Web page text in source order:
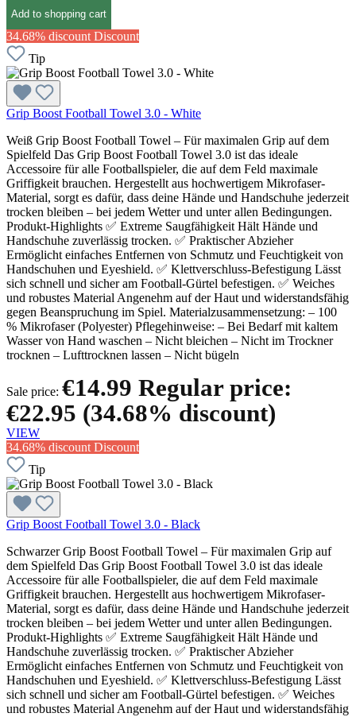
Add to shopping cart
34.68% discount Discount
Tip
Grip Boost Football Towel 3.0 - White
Weiß Grip Boost Football Towel – Für maximalen Grip auf dem
Spielfeld Das Grip Boost Football Towel 3.0 ist das ideale
Accessoire für alle Footballspieler, die auf dem Feld maximale
Griffigkeit brauchen. Hergestellt aus hochwertigem Mikrofaser-
Material, sorgt es dafür, dass deine Hände und Handschuhe jederzeit
trocken bleiben – bei jedem Wetter und unter allen Bedingungen.
Produkt-Highlights ✅ Extreme Saugfähigkeit Hält Hände und
Handschuhe zuverlässig trocken. ✅ Praktischer Abzieher
Ermöglicht einfaches Entfernen von Schmutz und Feuchtigkeit von
Handschuhen und Eyeshield. ✅ Klettverschluss-Befestigung Lässt
sich schnell und sicher am Football-Gürtel befestigen. ✅ Weiches
und robustes Material Angenehm auf der Haut und widerstandsfähig
gegen Beanspruchung im Spiel. Materialzusammensetzung: – 100
% Mikrofaser (Polyester) Pflegehinweise: – Bei Bedarf mit kaltem
Wasser von Hand waschen – Nicht bleichen – Nicht im Trockner
trocknen – Lufttrocknen lassen – Nicht bügeln
Sale price: €14.99 Regular price:
€22.95 (34.68% discount)
VIEW
34.68% discount Discount
Tip
Grip Boost Football Towel 3.0 - Black
Schwarzer Grip Boost Football Towel – Für maximalen Grip auf
dem Spielfeld Das Grip Boost Football Towel 3.0 ist das ideale
Accessoire für alle Footballspieler, die auf dem Feld maximale
Griffigkeit brauchen. Hergestellt aus hochwertigem Mikrofaser-
Material, sorgt es dafür, dass deine Hände und Handschuhe jederzeit
trocken bleiben – bei jedem Wetter und unter allen Bedingungen.
Produkt-Highlights ✅ Extreme Saugfähigkeit Hält Hände und
Handschuhe zuverlässig trocken. ✅ Praktischer Abzieher
Ermöglicht einfaches Entfernen von Schmutz und Feuchtigkeit von
Handschuhen und Eyeshield. ✅ Klettverschluss-Befestigung Lässt
sich schnell und sicher am Football-Gürtel befestigen. ✅ Weiches
und robustes Material Angenehm auf der Haut und widerstandsfähig